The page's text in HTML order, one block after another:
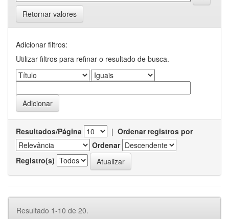
Retornar valores
Adicionar filtros:
Utilizar filtros para refinar o resultado de busca.
Resultados/Página | Ordenar registros por
Ordenar
Registro(s)
Resultado 1-10 de 20.